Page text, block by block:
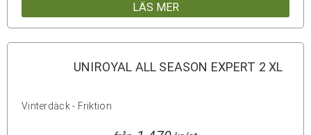
LÄS MER
UNIROYAL ALL SEASON EXPERT 2 XL
Vinterdäck - Friktion